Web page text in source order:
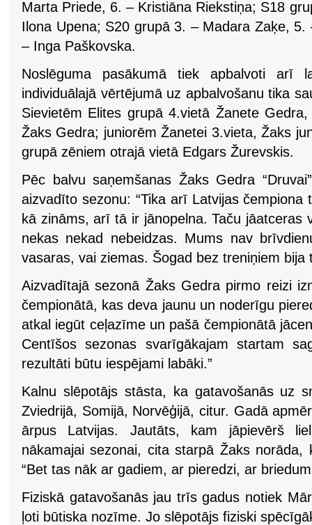
Marta Priede, 6. – Kristiāna Riekstiņa; S18
Ilona Upena; S20 grupā 3. – Madara Zaķe,
– Inga Paškovska.
Noslēguma pasākumā tiek apbalvoti arī
individuālajā vērtējumā uz apbalvošanu tika
Sievietēm Elites grupā 4.vietā Žanete
Žaks Gedra; juniorēm Žanetei 3.vieta, Žaks
grupā zēniem otrajā vietā Edgars Žurevskis.
Pēc balvu saņemšanas Žaks Gedra
aizvadīto sezonu: “Tika arī Latvijas
kā zināms, arī tā ir jānopelna. Taču jāatceras
nekas nekad nebeidzas. Mums nav
vasaras, vai ziemas. Šogad bez treniņiem bija
Aizvadītajā sezonā Žaks Gedra pirmo reizi
čempionātā, kas deva jaunu un noderīgu
atkal iegūt ceļazīme un pašā čempionātā
Centīšos sezonas svarīgākajam startam
rezultāti būtu iespējami labāki.”
Kalnu slēpotājs stāsta, ka gatavošanās uz
Zviedrijā, Somijā, Norvēģijā, citur. Gadā
ārpus Latvijas. Jautāts, kam jāpievērš
nākamajai sezonai, cita starpā Žaks norāda,
“Bet tas nāk ar gadiem, ar pieredzi, ar
Fiziskā gatavošanās jau trīs gadus notiek
ļoti būtiska nozīme. Jo slēpotājs fiziski